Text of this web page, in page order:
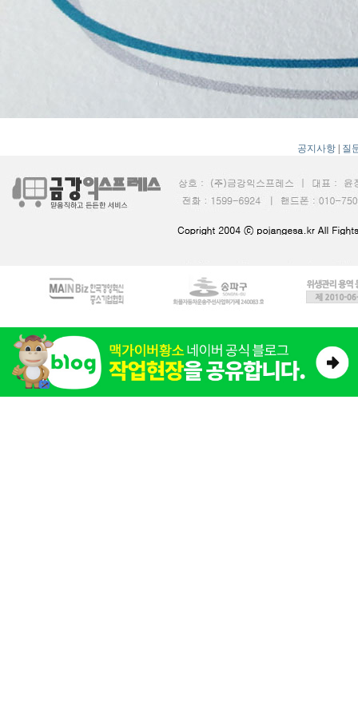
공지사항 | 질